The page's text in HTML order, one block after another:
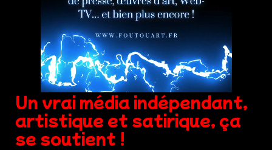
Un vrai média indépendant,
artistique et satirique, ça
se soutient !